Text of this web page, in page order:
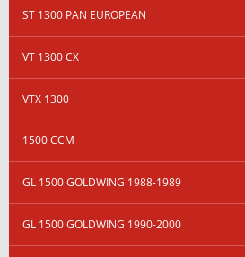
ST 1300 PAN EUROPEAN
VT 1300 CX
VTX 1300
1500 CCM
GL 1500 GOLDWING 1988-1989
GL 1500 GOLDWING 1990-2000